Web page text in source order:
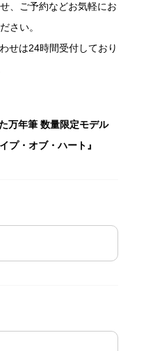
、ご予約などお気軽にお
さい。
せは24時間受付しており
万年筆 数量限定モデル
プ・オブ・ハート』